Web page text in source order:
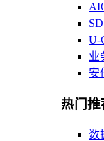
U-
业
安
热门推
数